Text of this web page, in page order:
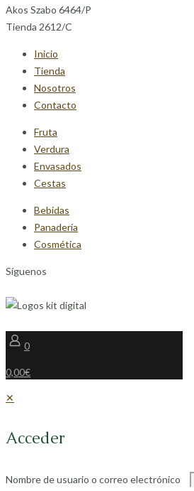
Akos Szabo 6464/P
Tienda 2612/C
Inicio
Tienda
Nosotros
Contacto
Fruta
Verdura
Envasados
Cestas
Bebidas
Panadería
Cosmética
Síguenos
0
0,00€
✕
Acceder
Nombre de usuario o correo electrónico